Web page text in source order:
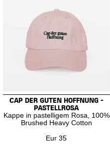
CAP DER GUTEN HOFFNUNG -
PASTELLROSA
Kappe in pastelligem Rosa, 100%
Brushed Heavy Cotton
Eur 35